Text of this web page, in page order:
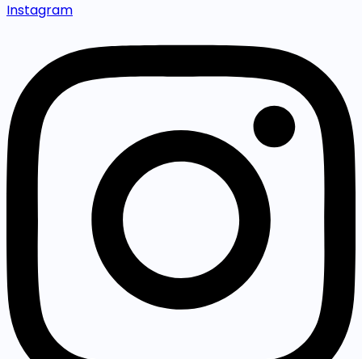
Instagram